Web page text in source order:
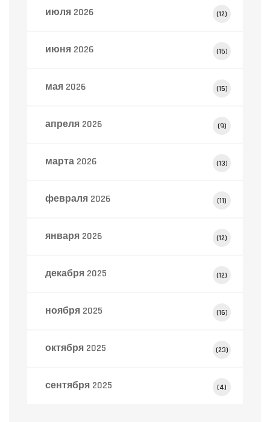
июля 2026 (12)
июня 2026 (15)
мая 2026 (15)
апреля 2026 (9)
марта 2026 (13)
февраля 2026 (11)
января 2026 (12)
декабря 2025 (12)
ноября 2025 (16)
октября 2025 (23)
сентября 2025 (4)